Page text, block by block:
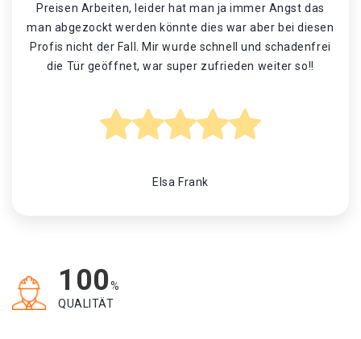
Preisen Arbeiten, leider hat man ja immer Angst das
man abgezockt werden könnte dies war aber bei diesen
Profis nicht der Fall. Mir wurde schnell und schadenfrei
die Tür geöffnet, war super zufrieden weiter so!!
Elsa Frank
100%
QUALITÄT